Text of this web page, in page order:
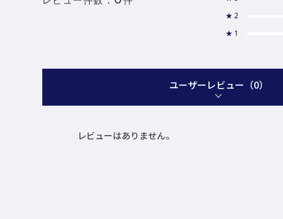
★ 2
★ 1
ユーザーレビュー （0）
レビューはありません。